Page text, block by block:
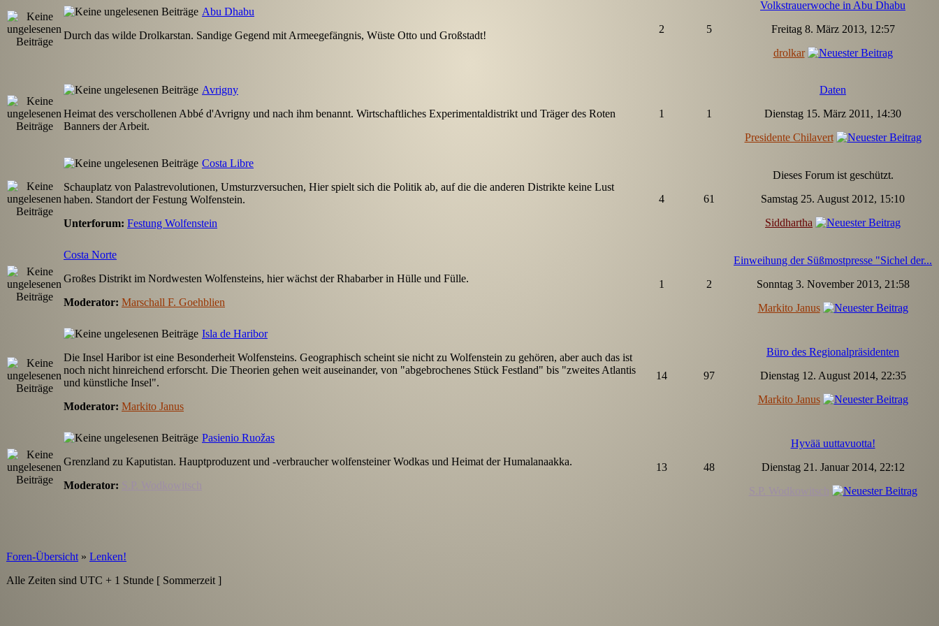
Abu Dhabu
Durch das wilde Drolkarstan. Sandige Gegend mit Armeegefängnis, Wüste Otto und Großstadt!
2 5
Volkstrauerwoche in Abu Dhabu
Freitag 8. März 2013, 12:57
drolkar
Avrigny
Heimat des verschollenen Abbé d'Avrigny und nach ihm benannt. Wirtschaftliches Experimentaldistrikt und Träger des Roten
Banners der Arbeit.
1 1
Daten
Dienstag 15. März 2011, 14:30
Presidente Chilavert
Costa Libre
Schauplatz von Palastrevolutionen, Umsturzversuchen, Hier spielt sich die Politik ab, auf die die anderen Distrikte keine Lust
haben. Standort der Festung Wolfenstein.
Unterforum: Festung Wolfenstein
4 61
Dieses Forum ist geschützt.
Samstag 25. August 2012, 15:10
Siddhartha
Costa Norte
Großes Distrikt im Nordwesten Wolfensteins, hier wächst der Rhabarber in Hülle und Fülle.
Moderator: Marschall F. Goehblien
1 2
Einweihung der Süßmostpresse "Sichel der...
Sonntag 3. November 2013, 21:58
Markito Janus
Isla de Haribor
Die Insel Haribor ist eine Besonderheit Wolfensteins. Geographisch scheint sie nicht zu Wolfenstein zu gehören, aber auch das ist
noch nicht hinreichend erforscht. Die Theorien gehen weit auseinander, von "abgebrochenes Stück Festland" bis "zweites Atlantis
und künstliche Insel".
Moderator: Markito Janus
14 97
Büro des Regionalpräsidenten
Dienstag 12. August 2014, 22:35
Markito Janus
Pasienio Ruožas
Grenzland zu Kaputistan. Hauptproduzent und -verbraucher wolfensteiner Wodkas und Heimat der Humalanaakka.
Moderator: S.P. Wodkowitsch
13 48
Hyvää uuttavuotta!
Dienstag 21. Januar 2014, 22:12
S.P. Wodkowitsch
Foren-Übersicht » Lenken!
Alle Zeiten sind UTC + 1 Stunde [ Sommerzeit ]